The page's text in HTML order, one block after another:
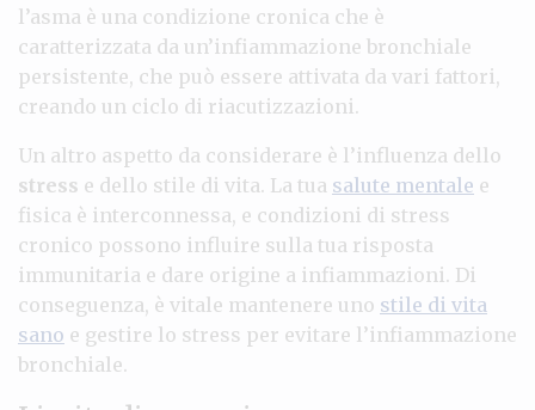
l’asma è una condizione cronica che è
caratterizzata da un’infiammazione bronchiale
persistente, che può essere attivata da vari fattori,
creando un ciclo di riacutizzazioni.
Un altro aspetto da considerare è l’influenza dello
stress e dello stile di vita. La tua salute mentale e
fisica è interconnessa, e condizioni di stress
cronico possono influire sulla tua risposta
immunitaria e dare origine a infiammazioni. Di
conseguenza, è vitale mantenere uno stile di vita
sano e gestire lo stress per evitare l’infiammazione
bronchiale.